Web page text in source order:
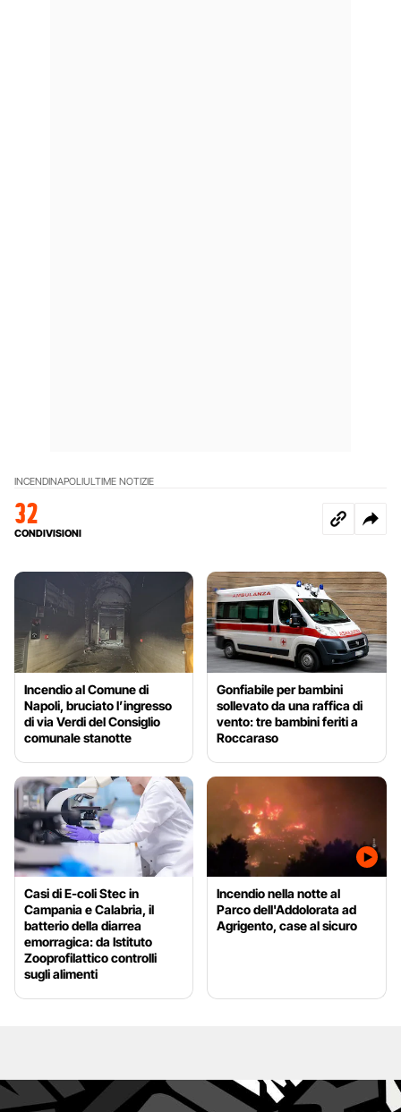
INCENDINAPOLIULTIME NOTIZIE
32
CONDIVISIONI
Incendio al Comune di
Napoli, bruciato l’ingresso
di via Verdi del Consiglio
comunale stanotte
Gonfiabile per bambini
sollevato da una raffica di
vento: tre bambini feriti a
Roccaraso
Casi di E-coli Stec in
Campania e Calabria, il
batterio della diarrea
emorragica: da Istituto
Zooprofilattico controlli
sugli alimenti
Incendio nella notte al
Parco dell'Addolorata ad
Agrigento, case al sicuro